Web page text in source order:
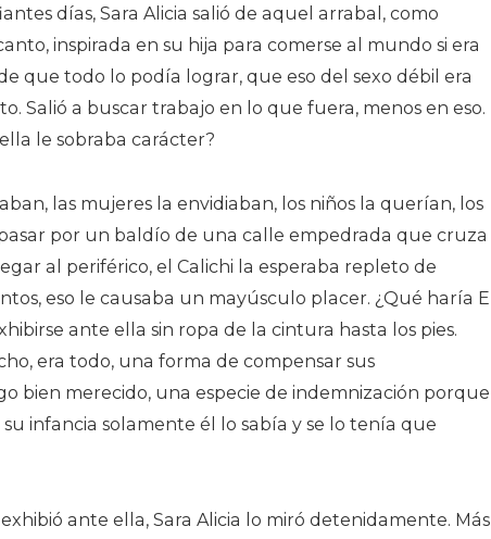
días, Sara Alicia salió de aquel arrabal, como
inspirada en su hija para comerse al mundo si era
que todo lo podía lograr, que eso del sexo débil era
Salió a buscar trabajo en lo que fuera, menos en eso.
le sobraba carácter?
las mujeres la envidiaban, los niños la querían, los
pasar por un baldío de una calle empedrada que cruza
al periférico, el Calichi la esperaba repleto de
eso le causaba un mayúsculo placer. ¿Qué haría El
ante ella sin ropa de la cintura hasta los pies.
era todo, una forma de compensar sus
bien merecido, una especie de indemnización porque
infancia solamente él lo sabía y se lo tenía que
ante ella, Sara Alicia lo miró detenidamente. Más